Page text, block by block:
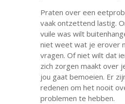
Praten over een
vaak ontzettend lastig.
vuile was wilt
niet weet wat je erover
vragen. Of niet wilt dat
zich zorgen maakt over
jou gaat bemoeien. Er
redenen om het nooit
problemen te hebben.